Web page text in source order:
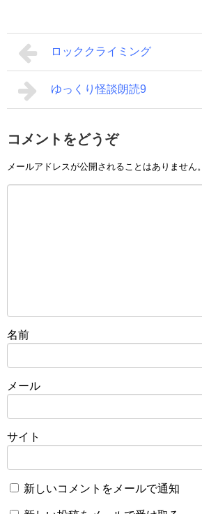
ロッククライミング
ゆっくり怪談朗読9
コメントをどうぞ
メールアドレスが公開されることはありません。
名前
メール
サイト
新しいコメントをメールで通知